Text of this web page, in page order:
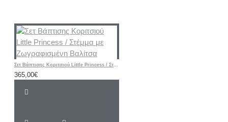
Σετ Βάπτισης Κοριτσιού Little Princess / Στέμμα με Ζωγραφισμένη Βαλίτσα
365,00€